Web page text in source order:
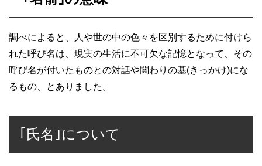
調べによると、人や世の中の色々を区別するために付けら
れた呼び名は、現実の生活に不可欠な記憶となって、その
呼び名が付いたものとの対話や関わりの基(きっかけ)にな
るもの、とありました。
｢氏名｣について